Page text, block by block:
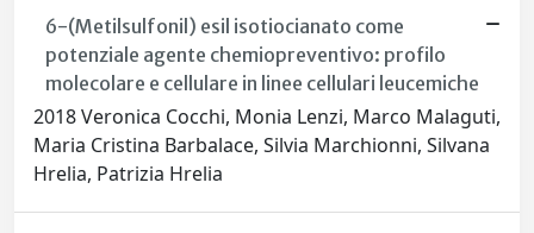
6-(Metilsulfonil) esil isotiocianato come
potenziale agente chemiopreventivo: profilo
molecolare e cellulare in linee cellulari leucemiche
2018 Veronica Cocchi, Monia Lenzi, Marco Malaguti,
Maria Cristina Barbalace, Silvia Marchionni, Silvana
Hrelia, Patrizia Hrelia